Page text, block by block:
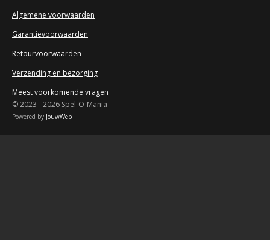
r
n
Algemene voorwaarden
Garantievoorwaarden
Retourvoorwaarden
Verzending en bezorging
Meest voorkomende vragen
© 2023 - 2026 Spel-O-Mania
Powered by JouwWeb